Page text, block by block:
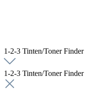
1-2-3 Tinten/Toner Finder
1-2-3 Tinten/Toner Finder